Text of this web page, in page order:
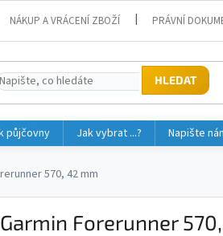
NÁKUP A VRÁCENÍ ZBOŽÍ PRÁVNÍ
HLEDAT
půjčovny Jak vybrat ...? Napište
570, 42 mm
Forerunner